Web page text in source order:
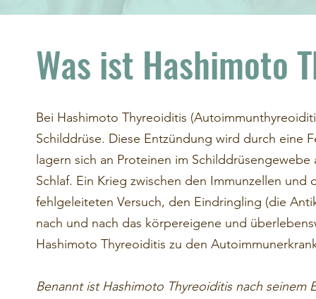
Was ist Hashimoto
Bei Hashimoto Thyreoiditis
Schilddrüse. Diese Entzündung wird durch eine
lagern sich an Proteinen im
Schlaf. Ein Krieg zwischen den Immunzellen
fehlgeleiteten Versuch, den Eindringling (die
nach und nach das körpereigene und
Hashimoto Thyreoiditis zu den
Benannt ist Hashimoto Thyreoiditis nach seinem